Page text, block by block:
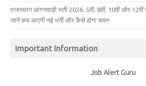
राजस्थान आंगनवाड़ी भर्ती 2026: 5वीं, 8वीं, 10वीं और
जानें कब आएगी नई भर्ती और कैसे होगा चयन
Important Information
Job Alert Guru